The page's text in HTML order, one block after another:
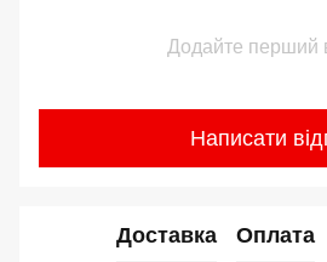
Додайте перший
Написати
Доставка Оплата